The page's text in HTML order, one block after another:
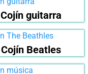
Cojín guitarra
Cojín Beatles